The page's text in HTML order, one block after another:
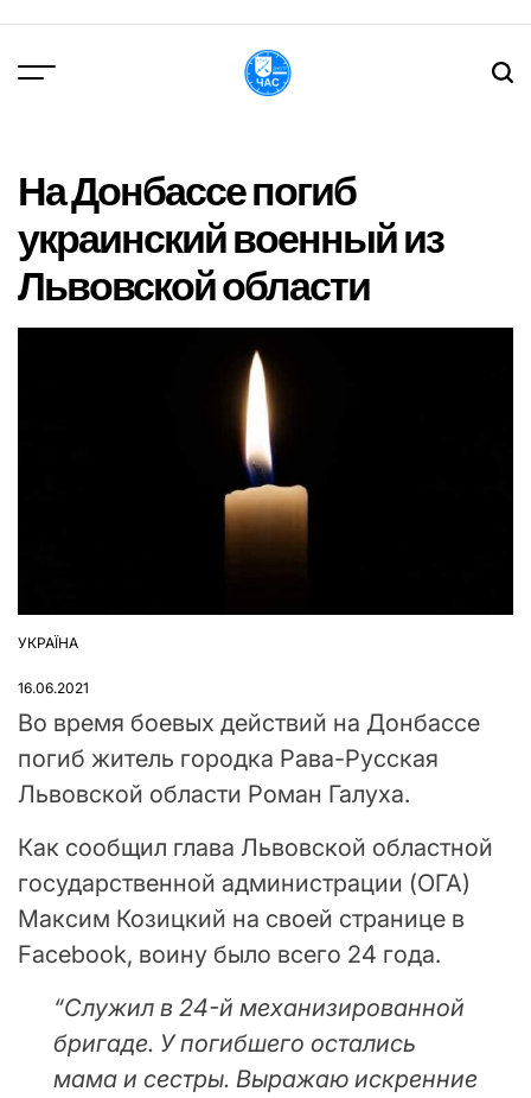
вмісту
На Донбассе погиб
украинский военный из
Львовской области
ОПУБЛІКУВАТИ
УКРАЇНА
16.06.2021
Во время боевых действий на Донбассе
погиб житель городка Рава-Русская
Львовской области Роман Галуха.
Как сообщил глава Львовской областной
государственной администрации (ОГА)
Максим Козицкий на своей странице в
Facebook, воину было всего 24 года.
“Служил в 24-й механизированной
бригаде. У погибшего остались
мама и сестры. Выражаю искренние